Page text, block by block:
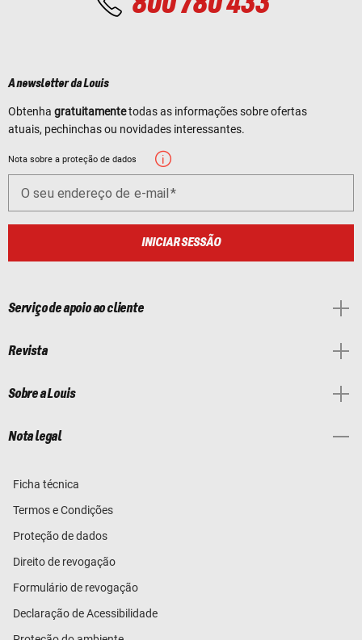
A newsletter da Louis
Obtenha gratuitamentetodas as informações sobre ofertas
atuais, pechinchas ou novidades interessantes.
Nota sobre a proteção de dados
O seu endereço de e-mail
INICIAR SESSÃO
Serviço de apoio ao cliente
Revista
Sobre a Louis
Nota legal
Ficha técnica
Termos e Condições
Proteção de dados
Direito de revogação
Formulário de revogação
Declaração de Acessibilidade